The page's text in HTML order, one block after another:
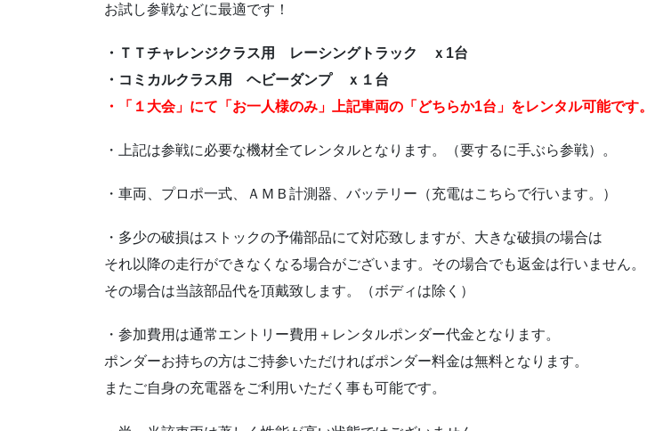
お試し参戦などに最適です！
・ＴＴチャレンジクラス用 レーシングトラック ｘ1台
・コミカルクラス用 ヘビーダンプ ｘ１台
・「１大会」にて「お一人様のみ」上記車両の「どちらか1台」をレンタル可能です。
・上記は参戦に必要な機材全てレンタルとなります。（要するに手ぶら参戦）。
・車両、プロポ一式、ＡＭＢ計測器、バッテリー（充電はこちらで行います。）
・多少の破損はストックの予備部品にて対応致しますが、大きな破損の場合は
それ以降の走行ができなくなる場合がございます。その場合でも返金は行いません。
その場合は当該部品代を頂戴致します。（ボディは除く）
・参加費用は通常エントリー費用＋レンタルポンダー代金となります。
ポンダーお持ちの方はご持参いただければポンダー料金は無料となります。
またご自身の充電器をご利用いただく事も可能です。